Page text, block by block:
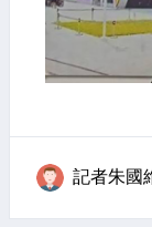
記者朱國